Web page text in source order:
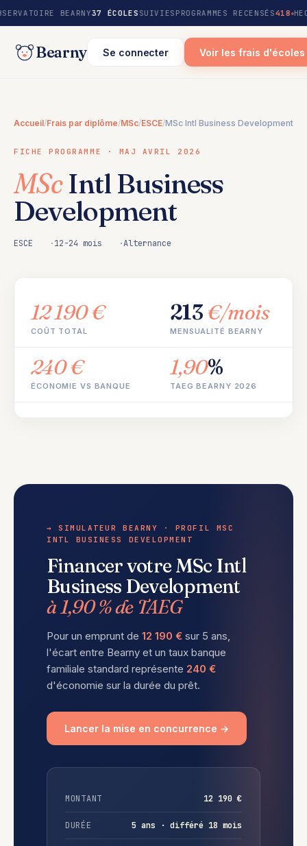
contenu BEARNY37 ÉCOLES SUIVIES PROGRAMMES RECENSÉS418
Bearny Se connecter Voir les frais d'écoles
Accueil/Frais par diplôme/MSc/ESCE/MSc Intl Business Development
FICHE PROGRAMME · MAJ AVRIL 2026
MScIntl Business
Development
ESCE 12-24 mois Alternance
12 190 €
COÛT TOTAL
213€/mois
MENSUALITÉ BEARNY
240 €
ÉCONOMIE VS BANQUE
1,90%
TAEG BEARNY 2026
→ SIMULATEUR BEARNY · PROFIL MSC
INTL BUSINESS DEVELOPMENT
Financer votre MSc Intl
Business Development
à 1,90 % de TAEG
Pour un emprunt de 12 190 € sur 5 ans,
l'écart entre Bearny et un taux banque
familiale standard représente 240 €
d'économie sur la durée du prêt.
Lancer la mise en concurrence →
MONTANT 12 190 €
DURÉE 5 ans · différé 18 mois